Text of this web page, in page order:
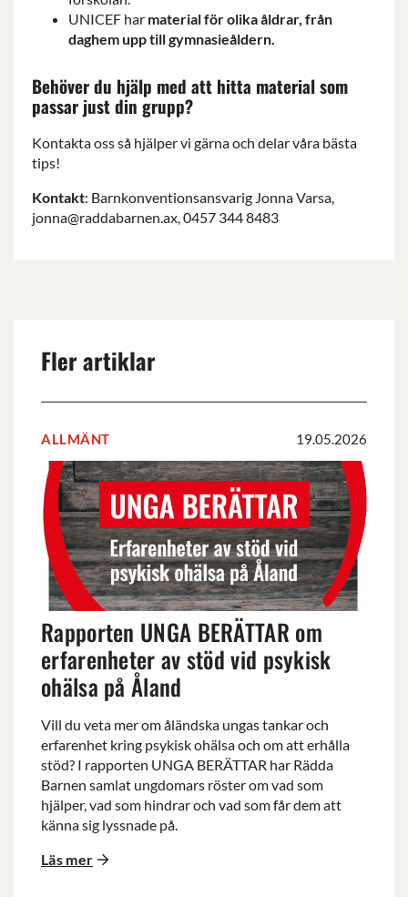
UNICEF har material för olika åldrar, från
daghem upp till gymnasieåldern.
Behöver du hjälp med att hitta material som
passar just din grupp?
Kontakta oss så hjälper vi gärna och delar våra bästa
tips!
Kontakt: Barnkonventionsansvarig Jonna Varsa,
jonna@raddabarnen.ax, 0457 344 8483
Fler artiklar
ALLMÄNT 19.05.2026
Rapporten
UNGA
BERÄTTAR
om
erfarenheter
av
stöd
vid
psykisk
ohälsa
på
Åland
Rapporten UNGA BERÄTTAR om
erfarenheter av stöd vid psykisk
ohälsa på Åland
Vill du veta mer om åländska ungas tankar och
erfarenhet kring psykisk ohälsa och om att erhålla
stöd? I rapporten UNGA BERÄTTAR har Rädda
Barnen samlat ungdomars röster om vad som
hjälper, vad som hindrar och vad som får dem att
känna sig lyssnade på.
Läs mer